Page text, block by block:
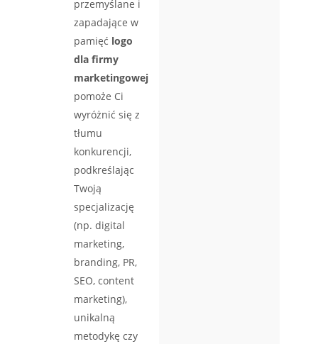
przemyślane i
zapadające w
pamięć logo
dla firmy
marketingowej
pomoże Ci
wyróżnić się z
tłumu
konkurencji,
podkreślając
Twoją
specjalizację
(np. digital
marketing,
branding, PR,
SEO, content
marketing),
unikalną
metodykę czy